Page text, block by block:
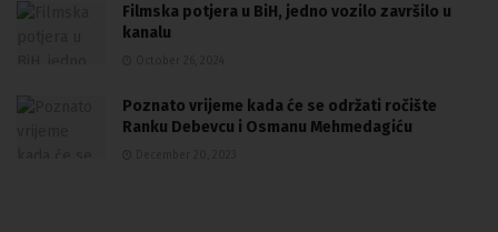
Filmska potjera u BiH, jedno vozilo završilo u
kanalu
Poznato vrijeme kada će se održati ročište
Ranku Debevcu i Osmanu Mehmedagiću